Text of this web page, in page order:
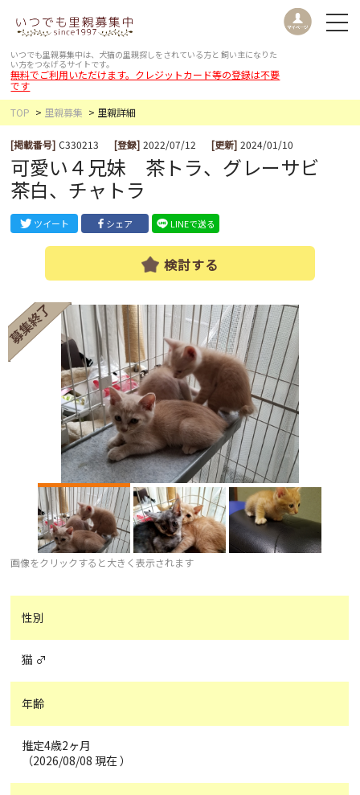
いつでも里親募集中は、犬猫の里親探しをされている方と 飼い主になりた
い方をつなげるサイトです。
無料でご利用いただけます。クレジットカード等の登録は不要
です
TOP
里親募集 里親詳細
[掲載番号] C330213 [登録] 2022/07/12 [更新] 2024/01/10
可愛い４兄妹 茶トラ、グレーサビ
茶白、チャトラ
ツイート シェア LINEで送る
検討する
画像をクリックすると大きく表示されます
性別
猫 ♂
年齢
推定4歳2ヶ月
（2026/08/08 現在 ）